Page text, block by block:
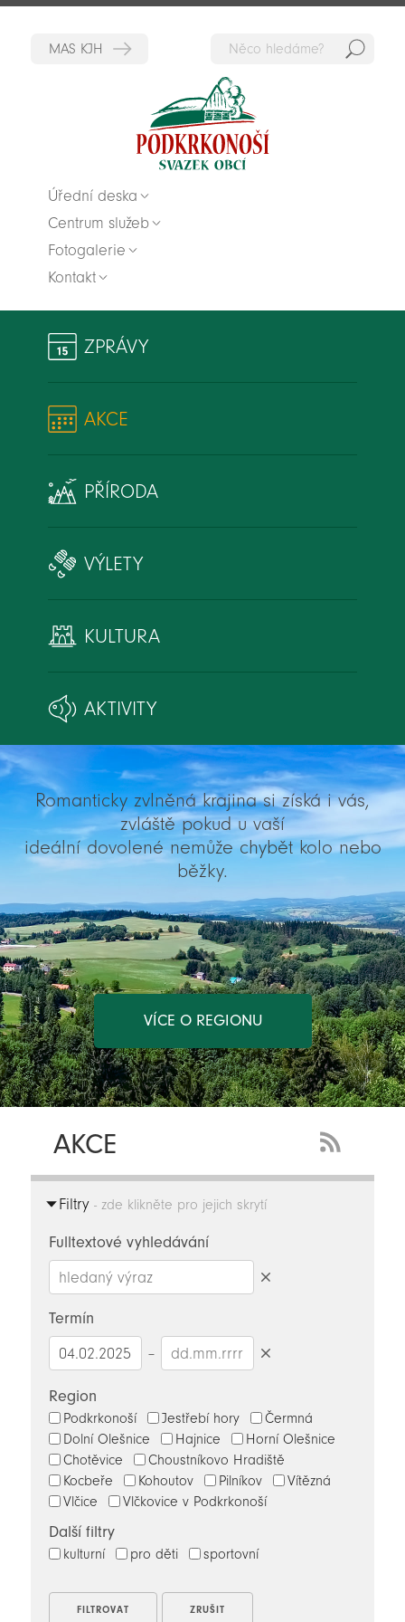
Úřední deska
Centrum služeb
Fotogalerie
Kontakt
ZPRÁVY
AKCE
PŘÍRODA
VÝLETY
KULTURA
AKTIVITY
Romanticky zvlněná krajina si získá i vás,
zvláště pokud u vaší
ideální dovolené nemůže chybět kolo nebo
běžky.
VÍCE O REGIONU
AKCE
Feed
Filtry- zde klikněte pro jejich skrytí
Fulltextové vyhledávání
Termín
–
Region
Podkrkonoší Jestřebí hory
Čermná
Dolní Olešnice
Hajnice
Horní Olešnice
Chotěvice
Choustníkovo Hradiště
Kocbeře
Kohoutov Pilníkov
Vítězná
Vlčice
Vlčkovice v Podkrkonoší
Další filtry
kulturní pro děti sportovní